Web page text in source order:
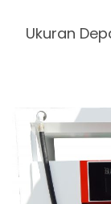
Ukuran